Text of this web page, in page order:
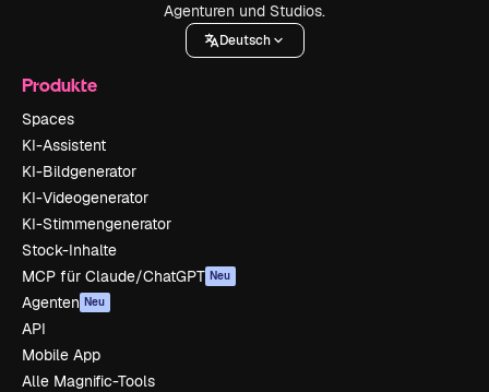
Agenturen und Studios.
Deutsch
Produkte
Spaces
KI-Assistent
KI-Bildgenerator
KI-Videogenerator
KI-Stimmengenerator
Stock-Inhalte
MCP für Claude/ChatGPT Neu
Agenten Neu
API
Mobile App
Alle Magnific-Tools